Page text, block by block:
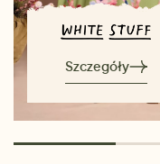
Szczegóły